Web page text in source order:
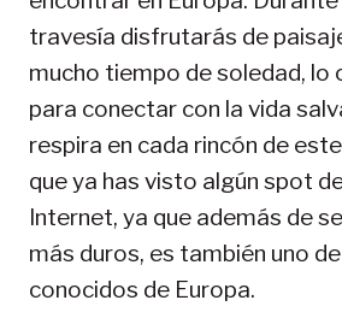
travesía disfrutarás de
mucho tiempo de soledad, lo
para conectar con la vida
respira en cada rincón de
que ya has visto algún spot
Internet, ya que además de
más duros, es también uno
conocidos de Europa.